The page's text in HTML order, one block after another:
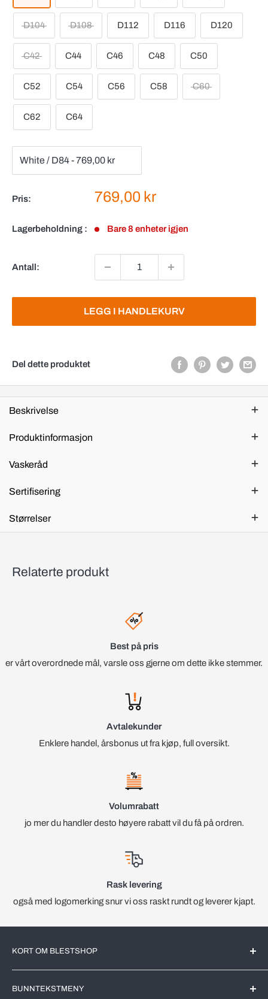
D104 D108 D112 D116 D120
C42 C44 C46 C48 C50
C52 C54 C56 C58 C60
C62 C64
Pris: Salgspris
769,00 kr
Lagerbeholdning : Bare 8 enheter igjen
Antall:
LEGG I HANDLEKURV
Del dette produktet
Beskrivelse
Produktinformasjon
Vaskeråd
Sertifisering
Størrelser
Relaterte produkt
Best på pris
er vårt overordnede mål, varsle oss gjerne om dette ikke stemmer.
Avtalekunder
Enklere handel, årsbonus ut fra kjøp, full oversikt.
Volumrabatt
jo mer du handler desto høyere rabatt vil du få på ordren.
Rask levering
også med logomerking snur vi oss raskt rundt og leverer kjapt.
KORT OM BLESTSHOP
det Norske markedet. All videreforedling av produktene blir
BUNNTEKSTMENY